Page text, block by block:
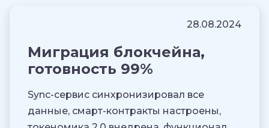
28.08.2024
Миграция блокчейна,
готовность 99%
Sync-сервис синхронизировал все
данные, смарт-контракты настроены,